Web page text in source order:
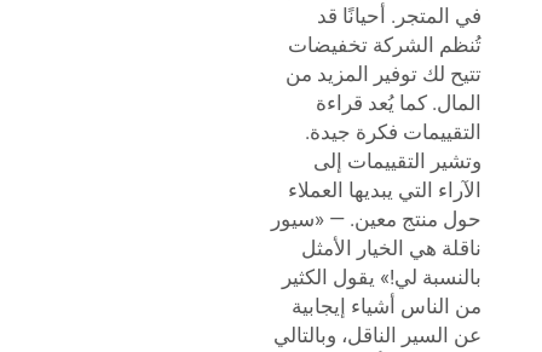
في المتجر. أحيانًا قد
تُنظم الشركة تخفيضات
تتيح لك توفير المزيد من
المال. كما يُعد قراءة
التقييمات فكرة جيدة.
وتشير التقييمات إلى
الآراء التي يبديها العملاء
حول منتج معين. — «سيور
ناقلة هي الخيار الأمثل
بالنسبة لي!» يقول الكثير
من الناس أشياء إيجابية
عن السير الناقل، وبالتالي